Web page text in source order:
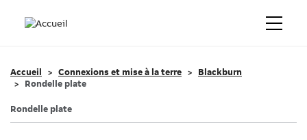
Accueil Connexions et mise à la terre
Blackburn
Rondelle plate
Rondelle plate